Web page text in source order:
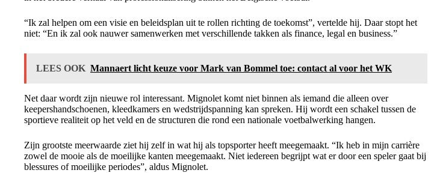
“Ik zal helpen om een visie en beleidsplan uit te rollen richting de toekomst”, vertelde hij. Daar stopt het
niet: “En ik zal ook nauwer samenwerken met verschillende takken als finance, legal en business.”
LEES OOK Mannaert licht keuze voor Mark van Bommel toe: contact al voor het WK
Net daar wordt zijn nieuwe rol interessant. Mignolet komt niet binnen als iemand die alleen over
keepershandschoenen, kleedkamers en wedstrijdspanning kan spreken. Hij wordt een schakel tussen de
sportieve realiteit op het veld en de structuren die rond een nationale voetbalwerking hangen.
Zijn grootste meerwaarde ziet hij zelf in wat hij als topsporter heeft meegemaakt. “Ik heb in mijn carrière
zowel de mooie als de moeilijke kanten meegemaakt. Niet iedereen begrijpt wat er door een speler gaat bij
blessures of moeilijke periodes”, aldus Mignolet.